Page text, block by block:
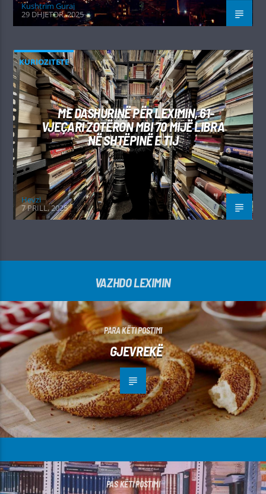
Kushtrim Guraj
29 DHJETOR, 2025
KURIOZITETE
ME DASHURINË PËR LEXIMIN, 61-
VJEÇARI ZOTËRON MBI 70 MIJË LIBRA
NË SHTËPINË E TIJ
Hevzi
7 PRILL, 2025
VAZHDO LEXIMIN
PARA KËTI POSTIMI
GJEVREKË
PAS KËTI POSTIMI